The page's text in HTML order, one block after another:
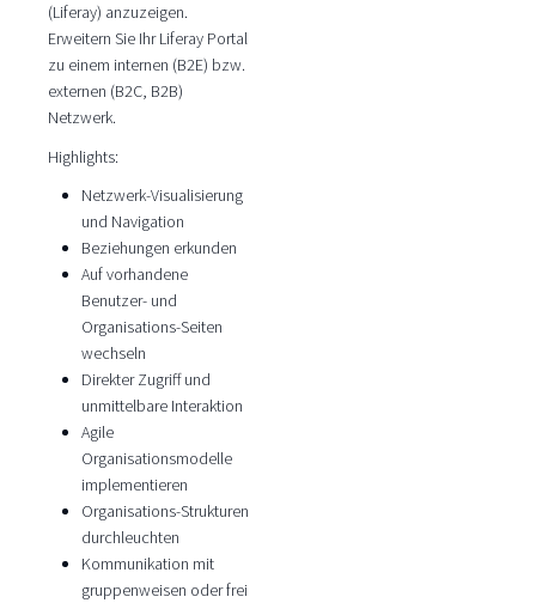
(Liferay) anzuzeigen.
Erweitern Sie Ihr Liferay Portal
zu einem internen (B2E) bzw.
externen (B2C, B2B)
Netzwerk.
Highlights:
Netzwerk-Visualisierung
und Navigation
Beziehungen erkunden
Auf vorhandene
Benutzer- und
Organisations-Seiten
wechseln
Direkter Zugriff und
unmittelbare Interaktion
Agile
Organisationsmodelle
implementieren
Organisations-Strukturen
durchleuchten
Kommunikation mit
gruppenweisen oder frei